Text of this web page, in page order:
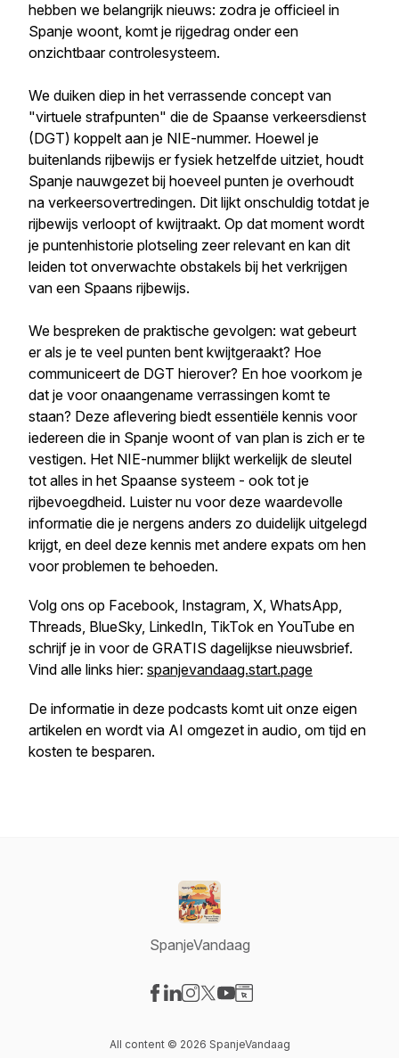
hebben we belangrijk nieuws: zodra je officieel in
Spanje woont, komt je rijgedrag onder een
onzichtbaar controlesysteem.
We duiken diep in het verrassende concept van
"virtuele strafpunten" die de Spaanse verkeersdienst
(DGT) koppelt aan je NIE-nummer. Hoewel je
buitenlands rijbewijs er fysiek hetzelfde uitziet, houdt
Spanje nauwgezet bij hoeveel punten je overhoudt
na verkeersovertredingen. Dit lijkt onschuldig totdat je
rijbewijs verloopt of kwijtraakt. Op dat moment wordt
je puntenhistorie plotseling zeer relevant en kan dit
leiden tot onverwachte obstakels bij het verkrijgen
van een Spaans rijbewijs.
We bespreken de praktische gevolgen: wat gebeurt
er als je te veel punten bent kwijtgeraakt? Hoe
communiceert de DGT hierover? En hoe voorkom je
dat je voor onaangename verrassingen komt te
staan? Deze aflevering biedt essentiële kennis voor
iedereen die in Spanje woont of van plan is zich er te
vestigen. Het NIE-nummer blijkt werkelijk de sleutel
tot alles in het Spaanse systeem - ook tot je
rijbevoegdheid. Luister nu voor deze waardevolle
informatie die je nergens anders zo duidelijk uitgelegd
krijgt, en deel deze kennis met andere expats om hen
voor problemen te behoeden.
Volg ons op Facebook, Instagram, X, WhatsApp,
Threads, BlueSky, LinkedIn, TikTok en YouTube en
schrijf je in voor de GRATIS dagelijkse nieuwsbrief.
Vind alle links hier: spanjevandaag.start.page
De informatie in deze podcasts komt uit onze eigen
artikelen en wordt via AI omgezet in audio, om tijd en
kosten te besparen.
SpanjeVandaag
All content © 2026 SpanjeVandaag